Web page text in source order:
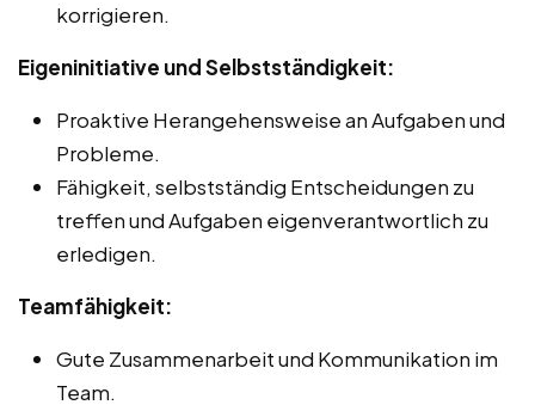
korrigieren.
Eigeninitiative und Selbstständigkeit:
Proaktive Herangehensweise an Aufgaben und
Probleme.
Fähigkeit, selbstständig Entscheidungen zu
treffen und Aufgaben eigenverantwortlich zu
erledigen.
Teamfähigkeit:
Gute Zusammenarbeit und Kommunikation im
Team.